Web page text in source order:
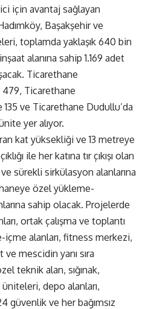
için avantaj sağlayan
Başakşehir ve
toplamda yaklaşık 640 bin
alanına sahip 1.169 adet
Ticarethane
479, Ticarethane
135 ve Ticarethane Dudullu’da
yer alıyor.
kat yüksekliği ve 13 metreye
ile her katına tır çıkışı olan
sürekli sirkülasyon alanlarına
özel yükleme-
sahip olacak. Projelerde
ortak çalışma ve toplantı
içme alanları, fitness merkezi,
mescidin yanı sıra
teknik alan, sığınak,
depo alanları,
güvenlik ve her bağımsız